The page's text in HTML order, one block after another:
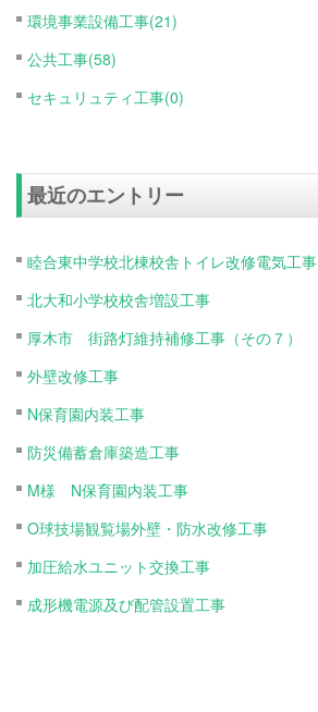
環境事業設備工事(21)
公共工事(58)
セキュリュティ工事(0)
最近のエントリー
睦合東中学校北棟校舎トイレ改修電気工事
北大和小学校校舎増設工事
厚木市 街路灯維持補修工事（その７）
外壁改修工事
N保育園内装工事
防災備蓄倉庫築造工事
M様 N保育園内装工事
O球技場観覧場外壁・防水改修工事
加圧給水ユニット交換工事
成形機電源及び配管設置工事